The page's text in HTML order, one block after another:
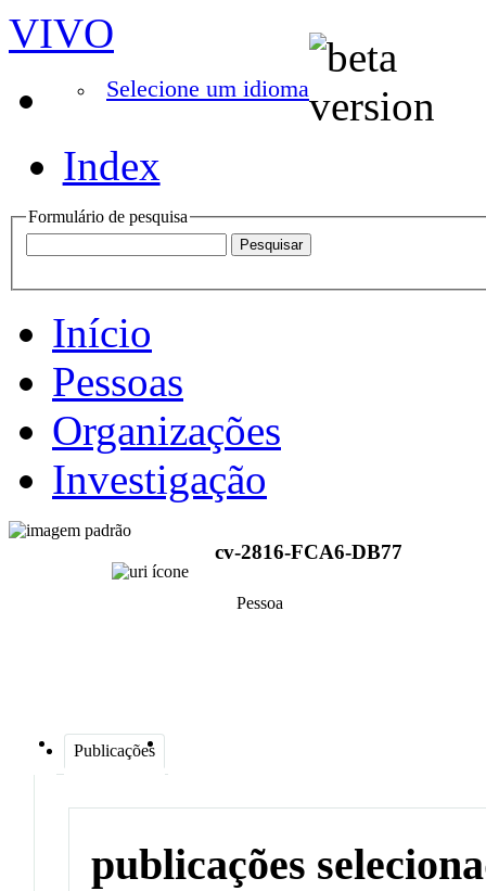
VIVO
Selecione um idioma
Index
Formulário de pesquisa
Início
Pessoas
Organizações
Investigação
cv-2816-FCA6-DB77
Pessoa
Publicações
publicações